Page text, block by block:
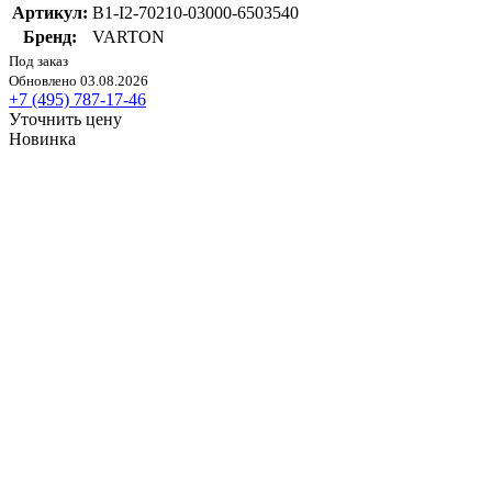
Артикул: B1-I2-70210-03000-6503540
Бренд:
VARTON
Под заказ
Обновлено 03.08.2026
+7 (495) 787-17-46
Уточнить цену
Новинка